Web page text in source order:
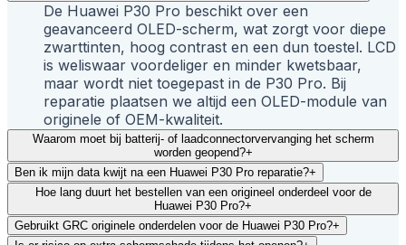
De Huawei P30 Pro beschikt over een
geavanceerd OLED-scherm, wat zorgt voor diepe
zwarttinten, hoog contrast en een dun toestel. LCD
is weliswaar voordeliger en minder kwetsbaar,
maar wordt niet toegepast in de P30 Pro. Bij
reparatie plaatsen we altijd een OLED-module van
originele of OEM-kwaliteit.
Waarom moet bij batterij- of laadconnectorvervanging het scherm
worden geopend?+
Ben ik mijn data kwijt na een Huawei P30 Pro reparatie?+
Hoe lang duurt het bestellen van een origineel onderdeel voor de
Huawei P30 Pro?+
Gebruikt GRC originele onderdelen voor de Huawei P30 Pro?+